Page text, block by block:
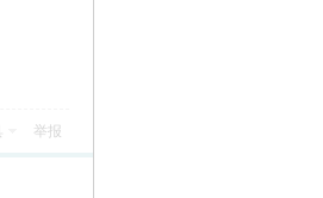
举报